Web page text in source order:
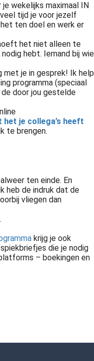
je wekelijks maximaal IN
tijd je voor jezelf
ten doel en werk er
het niet alleen te
hebt. Iemand bij wie
met je in gesprek! Ik help
programma (speciaal
door jou gestelde
het je collega’s heeft
te brengen.
ten einde. En
heb de indruk dat de
vliegen dan
krijg je ook
die je nodig
– boekingen en